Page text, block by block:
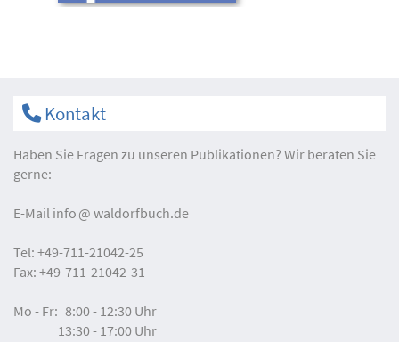
Kontakt
Haben Sie Fragen zu unseren Publikationen? Wir beraten Sie
gerne:
E-Mail info waldorfbuch.de
Tel: +49-711-21042-25
Fax: +49-711-21042-31
Mo - Fr: 8:00 - 12:30 Uhr
13:30 - 17:00 Uhr